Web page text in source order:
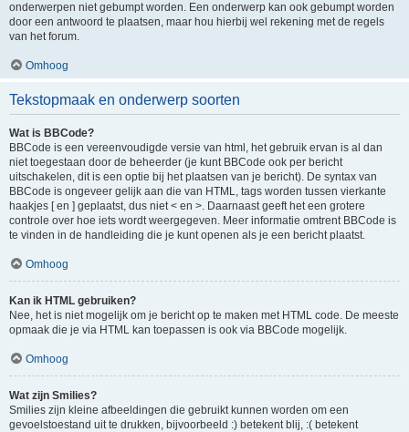
onderwerpen niet gebumpt worden. Een onderwerp kan ook gebumpt worden
door een antwoord te plaatsen, maar hou hierbij wel rekening met de regels
van het forum.
Omhoog
Tekstopmaak en onderwerp soorten
Wat is BBCode?
BBCode is een vereenvoudigde versie van html, het gebruik ervan is al dan
niet toegestaan door de beheerder (je kunt BBCode ook per bericht
uitschakelen, dit is een optie bij het plaatsen van je bericht). De syntax van
BBCode is ongeveer gelijk aan die van HTML, tags worden tussen vierkante
haakjes [ en ] geplaatst, dus niet < en >. Daarnaast geeft het een grotere
controle over hoe iets wordt weergegeven. Meer informatie omtrent BBCode is
te vinden in de handleiding die je kunt openen als je een bericht plaatst.
Omhoog
Kan ik HTML gebruiken?
Nee, het is niet mogelijk om je bericht op te maken met HTML code. De meeste
opmaak die je via HTML kan toepassen is ook via BBCode mogelijk.
Omhoog
Wat zijn Smilies?
Smilies zijn kleine afbeeldingen die gebruikt kunnen worden om een
gevoelstoestand uit te drukken, bijvoorbeeld :) betekent blij, :( betekent